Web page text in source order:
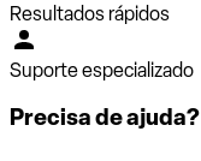
Resultados rápidos
Suporte especializado
Precisa de ajuda?